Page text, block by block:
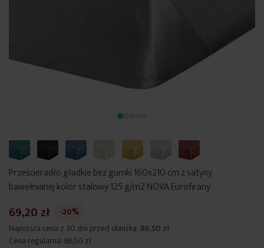
Prześcieradło gładkie bez gumki 160x210 cm z satyny
bawełnianej kolor stalowy 125 g/m2 NOVA Eurofirany
69,20 zł
-20%
Najniższa cena z 30 dni przed obniżką: 86,50 zł
Cena regularna: 86,50 zł